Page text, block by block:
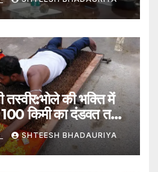
की भक्ति में
किमी का दंडवत तय
Spectacle
100-km
On
SHTEESH BHADAURIYA